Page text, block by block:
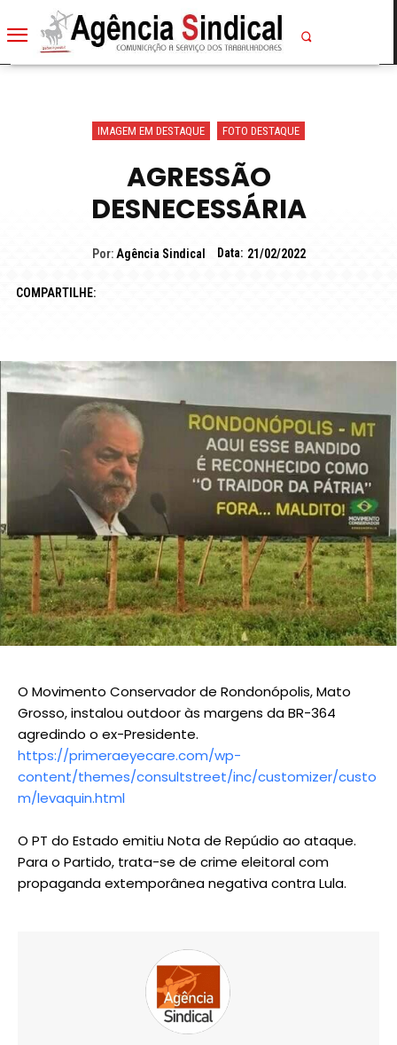
IMAGEM EM DESTAQUE FOTO DESTAQUE
AGRESSÃO
DESNECESSÁRIA
Por: Agência Sindical Data: 21/02/2022
COMPARTILHE:
O Movimento Conservador de Rondonópolis, Mato
Grosso, instalou outdoor às margens da BR-364
agredindo o ex-Presidente.
https://primeraeyecare.com/wp-
content/themes/consultstreet/inc/customizer/custo
m/levaquin.html
O PT do Estado emitiu Nota de Repúdio ao ataque.
Para o Partido, trata-se de crime eleitoral com
propaganda extemporânea negativa contra Lula.